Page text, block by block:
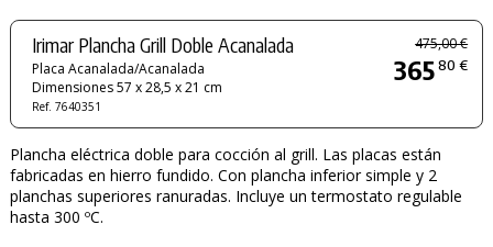
Irimar Plancha Grill Doble Acanalada
Placa Acanalada/Acanalada
Dimensiones 57 x 28,5 x 21 cm
Ref. 7640351
475,00 €
36580 €
Plancha eléctrica doble para cocción al grill. Las placas están
fabricadas en hierro fundido. Con plancha inferior simple y 2
planchas superiores ranuradas. Incluye un termostato regulable
hasta 300 ºC.